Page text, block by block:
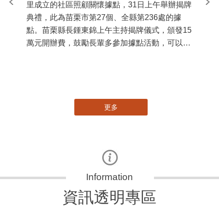
里成立的社區照顧關懷據點，31日上午舉辦揭牌
典禮，此為苗栗市第27個、全縣第236處的據
點。苗栗縣長鍾東錦上午主持揭牌儀式，頒發15
萬元開辦費，鼓勵長輩多參加據點活動，可以更
苗
更多
資訊透明專區